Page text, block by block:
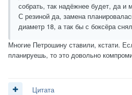
собрать, так надёжнее будет, да и
С резиной да, замена
диаметр 18, а так бы с боксёра
Многие Петрошину ставили, кстати.
планируешь, то это довольно
Цитата